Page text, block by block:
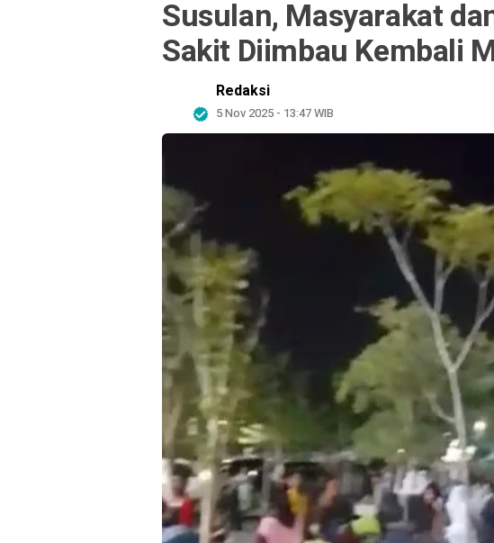
Susulan, Masyarakat
Sakit Diimbau Kembali
Redaksi
5 Nov 2025 - 13:47 WIB